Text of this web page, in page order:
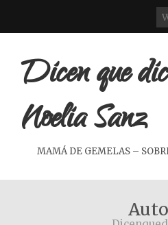
Dicen que
Noelia Sanz
MAMÁ DE GEMELAS –